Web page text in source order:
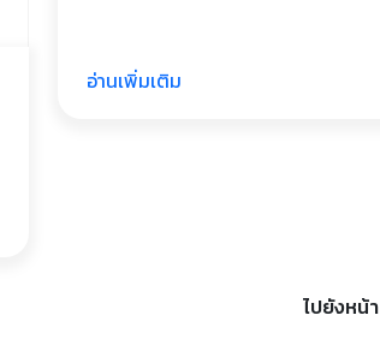
อ่านเพิ่มเติม
ไปยังหน้า